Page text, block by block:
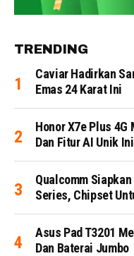
TRENDING
Caviar Hadirkan
Emas 24 Karat Ini
Honor X7e Plus
Dan Fitur AI Unik Ini
Qualcomm
Series, Chipset
Asus Pad T3201
Dan Baterai Jumbo